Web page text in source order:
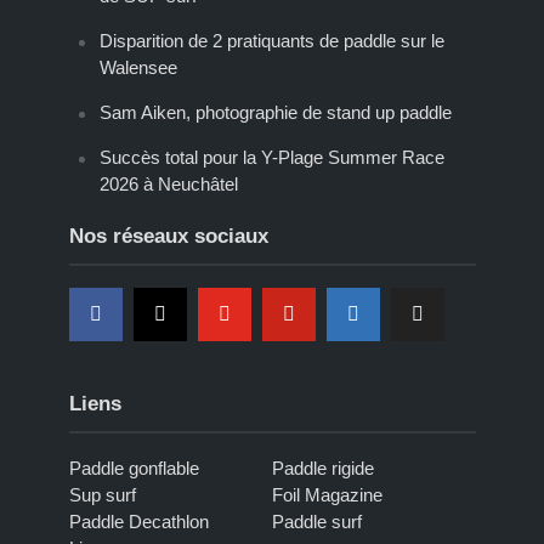
Disparition de 2 pratiquants de paddle sur le
Walensee
Sam Aiken, photographie de stand up paddle
Succès total pour la Y-Plage Summer Race
2026 à Neuchâtel
Nos réseaux sociaux
Liens
Paddle gonflable
Paddle rigide
Sup surf
Foil Magazine
Paddle Decathlon
Paddle surf